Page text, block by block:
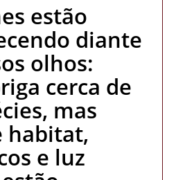
estão
diante
olhos:
cerca de
mas
habitat,
e luz